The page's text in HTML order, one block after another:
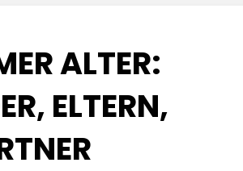
ALTER:
ELTERN,